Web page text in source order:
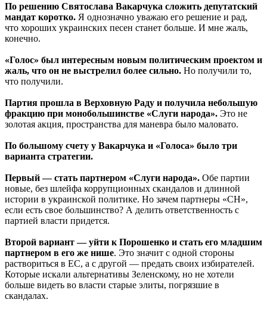
По решению Святослава Вакарчука сложить депутатский
мандат коротко. Я однозначно уважаю его решение и рад,
что хороших украинских песен станет больше. И мне жаль,
конечно.
«Голос» был интересным новым политическим проектом и
жаль, что он не выстрелил более сильно. Но получили то,
что получили.
Партия прошла в Верховную Раду и получила небольшую
фракцию при монобольшинстве «Слуги народа». Это не
золотая акция, пространства для маневра было маловато.
По большому счету у Вакарчука и «Голоса» было три
варианта стратегии.
Первый — стать партнером «Слуги народа». Обе партии
новые, без шлейфа коррупционных скандалов и длинной
истории в украинской политике. Но зачем партнеры «СН»,
если есть свое большинство? А делить ответственность с
партией власти придется.
Второй вариант — уйти к Порошенко и стать его младшим
партнером в его же нише. Это значит с одной стороны
раствориться в ЕС, а с другой — предать своих избирателей.
Которые искали альтернативы Зеленскому, но не хотели
больше видеть во власти старые элиты, погрязшие в
скандалах.